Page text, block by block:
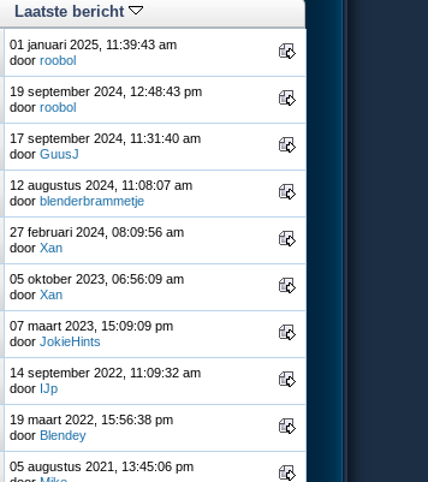
Laatste bericht
01 januari 2025, 11:39:43 am
doorroobol
19 september 2024, 12:48:43 pm
doorroobol
17 september 2024, 11:31:40 am
doorGuusJ
12 augustus 2024, 11:08:07 am
doorblenderbrammetje
27 februari 2024, 08:09:56 am
doorXan
05 oktober 2023, 06:56:09 am
doorXan
07 maart 2023, 15:09:09 pm
doorJokieHints
14 september 2022, 11:09:32 am
door IJp
19 maart 2022, 15:56:38 pm
door Blendey
05 augustus 2021, 13:45:06 pm